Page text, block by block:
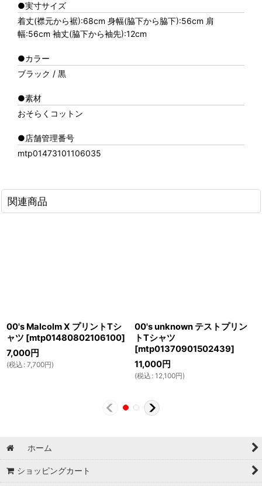
●実寸サイズ
着丈(襟元から裾):68cm 身幅(脇下から脇下):56cm 肩
幅:56cm 袖丈(脇下から袖先):12cm
●カラー
ブラック / 黒
●素材
おそらくコットン
●店舗管理番号
mtp01473101106035
関連商品
00's Malcolm X プリントTシ
ャツ [mtp01480802106100]
7,000円
(税込 : 7,700円)
00's unknown テストプリン
トTシャツ
[mtp01370901502439]
11,000円
(税込 : 12,100円)
ホーム
ショッピングカート